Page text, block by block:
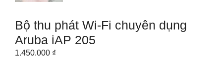
Bộ thu phát Wi-Fi chuyên dụng
Aruba iAP 205
1.450.000 ₫